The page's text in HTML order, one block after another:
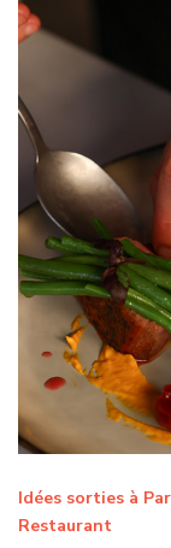
Idées sorties à
Restaurant